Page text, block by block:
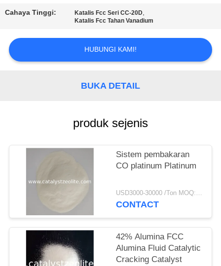
KASUS
SITEMAP
Cahaya Tinggi: Katalis Fcc Seri CC-20D,
Katalis Fcc Tahan Vanadium
HUBUNGI KAMI!
BUKA DETAIL
produk sejenis
Sistem pembakaran
CO platinum Platinum
USD3000-30000 /Ton MOQ:1 KG
CONTACT
42% Alumina FCC
Alumina Fluid Catalytic
Cracking Catalyst